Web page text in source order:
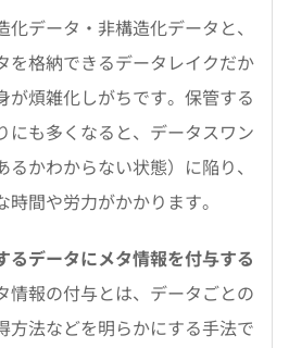
データ・非構造化データと、
を格納できるデータレイクだか
が煩雑化しがちです。保管する
にも多くなると、データスワン
かわからない状態）に陥り、
間や労力がかかります。
るデータにメタ情報を付与する
情報の付与とは、データごとの
方法などを明らかにする手法で